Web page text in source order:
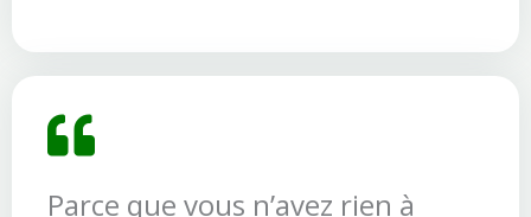
Parce que vous n’avez rien à